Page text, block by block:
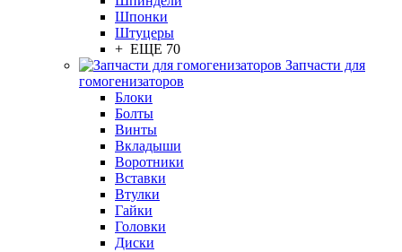
Шпонки
Штуцеры
+ ЕЩЕ 70
Запчасти для
гомогенизаторов
Блоки
Болты
Винты
Вкладыши
Воротники
Вставки
Втулки
Гайки
Головки
Диски